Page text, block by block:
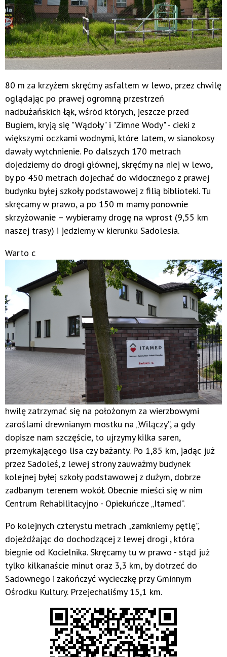
80 m za krzyżem skręćmy asfaltem w lewo, przez chwilę
oglądając po prawej ogromną przestrzeń
nadbużańskich łąk, wśród których, jeszcze przed
Bugiem, kryją się "Wądoły" i "Zimne Wody" - cieki z
większymi oczkami wodnymi, które latem, w sianokosy
dawały wytchnienie. Po dalszych 170 metrach
dojedziemy do drogi głównej, skręćmy na niej w lewo,
by po 450 metrach dojechać do widocznego z prawej
budynku byłej szkoły podstawowej z filią biblioteki. Tu
skręcamy w prawo, a po 150 m mamy ponownie
skrzyżowanie – wybieramy drogę na wprost (9,55 km
naszej trasy) i jedziemy w kierunku Sadolesia.
Warto c
hwilę zatrzymać się na położonym za wierzbowymi
zaroślami drewnianym mostku na „Wilączy”, a gdy
dopisze nam szczęście, to ujrzymy kilka saren,
przemykającego lisa czy bażanty. Po 1,85 km, jadąc już
przez Sadoleś, z lewej strony zauważmy budynek
kolejnej byłej szkoły podstawowej z dużym, dobrze
zadbanym terenem wokół. Obecnie mieści się w nim
Centrum Rehabilitacyjno - Opiekuńcze „Itamed”.
Po kolejnych czterystu metrach „zamkniemy pętlę”,
dojeżdżając do dochodzącej z lewej drogi , która
biegnie od Kocielnika. Skręcamy tu w prawo - stąd już
tylko kilkanaście minut oraz 3,3 km, by dotrzeć do
Sadownego i zakończyć wycieczkę przy Gminnym
Ośrodku Kultury. Przejechaliśmy 15,1 km.